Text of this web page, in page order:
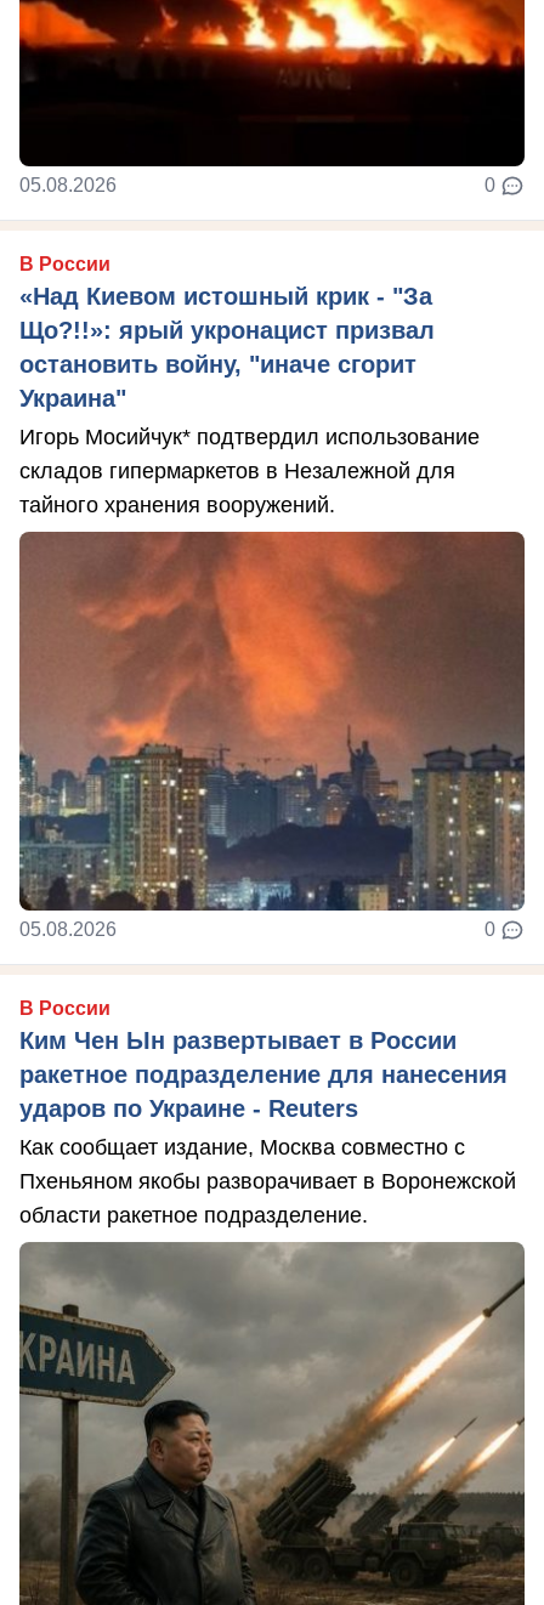
05.08.2026 0
В России
«Над Киевом истошный крик - "За
Що?!!»: ярый укронацист призвал
остановить войну, "иначе сгорит
Украина"
Игорь Мосийчук* подтвердил использование
складов гипермаркетов в Незалежной для
тайного хранения вооружений.
05.08.2026 0
В России
Ким Чен Ын развертывает в России
ракетное подразделение для нанесения
ударов по Украине - Reuters
Как сообщает издание, Москва совместно с
Пхеньяном якобы разворачивает в Воронежской
области ракетное подразделение.